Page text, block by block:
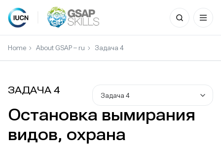
Skip
Search
for:
Home About GSAP – ru Задача 4
ЗАДАЧА 4
Остановка вымирания
видов, охрана
Задача 4